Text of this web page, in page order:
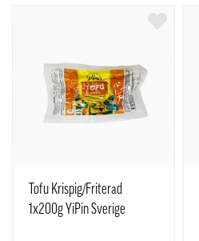
Tofu Krispig/Friterad
1x200g YiPin Sverige